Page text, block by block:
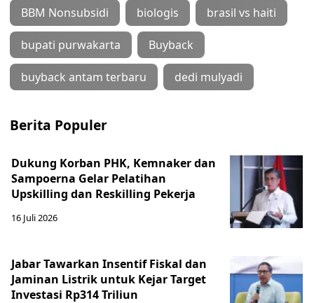
BBM Nonsubsidi biologis brasil vs haiti
bupati purwakarta Buyback
buyback antam terbaru dedi mulyadi
Berita Populer
Dukung Korban PHK, Kemnaker dan
Sampoerna Gelar Pelatihan
Upskilling dan Reskilling Pekerja
16 Juli 2026
Jabar Tawarkan Insentif Fiskal dan
Jaminan Listrik untuk Kejar Target
Investasi Rp314 Triliun